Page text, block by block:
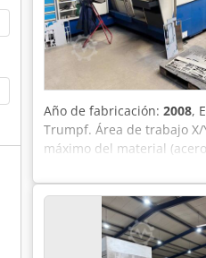
Año de fabricación: 2008,
Trumpf. Área de trabajo
máximo del material
aproximadamente 35
siguientes componentes
ventilador en 2016.
aproximadamente 12
instalaciones. Dksdpjzrhg